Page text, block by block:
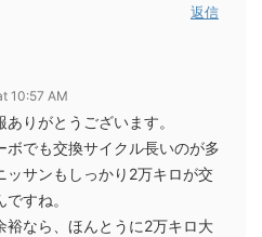
返信
10:57 AM
りがとうございます。
ボでも交換サイクル長いのが多
ッサンもしっかり2万キロが交
すね。
裕なら、ほんとうに2万キロ大